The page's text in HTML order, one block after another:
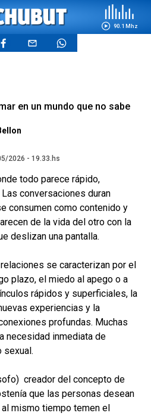
90.1 Mhz
en un mundo que no sabe
2026 - 19.33.hs
todo parece rápido,
conversaciones duran
consumen como contenido y
de la vida del otro con la
deslizan una pantalla.
se caracterizan por el
plazo, el miedo al apego o a
rápidos y superficiales, la
experiencias y la
profundas. Muchas
necesidad inmediata de
sexual.
creador del concepto de
que las personas desean
mismo tiempo temen el